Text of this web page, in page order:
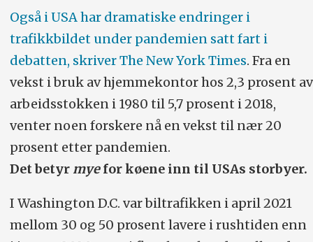
Også i USA har dramatiske endringer i
trafikkbildet under pandemien satt fart i
debatten, skriver The New York Times. Fra en
vekst i bruk av hjemmekontor hos 2,3 prosent av
arbeidsstokken i 1980 til 5,7 prosent i 2018,
venter noen forskere nå en vekst til nær 20
prosent etter pandemien.
Det betyr myefor køene inn til USAs storbyer.
I Washington D.C. var biltrafikken i april 2021
mellom 30 og 50 prosent lavere i rushtiden enn